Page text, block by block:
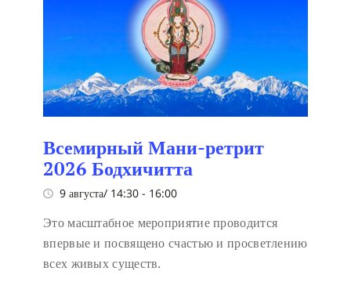
Всемирный Мани-ретрит
2026 Бодхичитта
9 августа/ 14:30 - 16:00
Это масштабное мероприятие проводится
впервые и посвящено счастью и просветлению
всех живых существ.